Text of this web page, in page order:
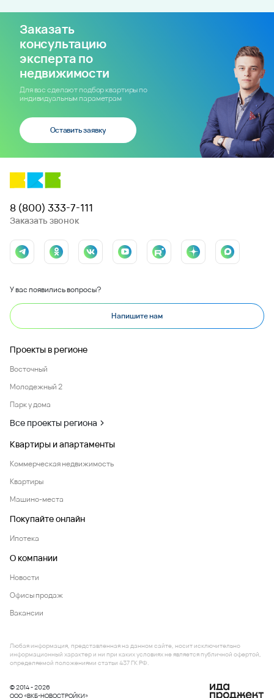
Заказать
консультацию
эксперта по
недвижимости
Для вас сделают подбор квартиры по
индивидуальным параметрам
Оставить заявку
8 (800) 333-7-111
Заказать звонок
У вас появились вопросы?
Напишите нам
Проекты в регионе
Восточный
Молодежный 2
Парк у дома
Все проекты региона
Квартиры и апартаменты
Коммерческая недвижимость
Квартиры
Машино-места
Покупайте онлайн
Ипотека
О компании
Новости
Офисы продаж
Вакансии
© 2014 - 2026
ООО «ВКБ-НОВОСТРОЙКИ»
Любая информация, представленная на данном сайте, носит исключительно
информационный характер и ни при каких условиях не является публичной офертой,
определяемой положениями статьи 437 ГК РФ.